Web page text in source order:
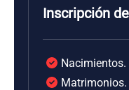
Inscripción
Nacimientos.
Matrimonios.